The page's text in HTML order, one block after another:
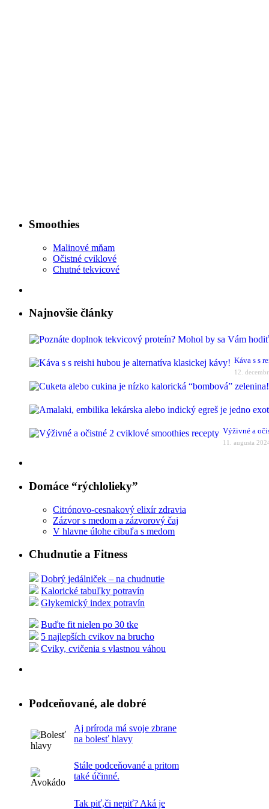
Smoothies
Malinové mňam
Očistné cviklové
Chutné tekvicové
Najnovšie články
Káva s s
12.
Výživné a
11. augusta
Domáce “rýchlolieky”
Citrónovo-cesnakový elixír zdravia
Zázvor s medom a zázvorový čaj
V hlavne úlohe cibuľa s medom
Chudnutie a Fitness
Dobrý jedálniček – na chudnutie
Kalorické tabuľky potravín
Glykemický index potravín
Buďte fit nielen po 30 tke
5 najlepších cvikov na brucho
Cviky, cvičenia s vlastnou váhou
Podceňované, ale dobré
Aj príroda má svoje zbrane
na bolesť hlavy
Stále podceňované a pritom
také účinné.
Tak piť,či nepiť? Aká je